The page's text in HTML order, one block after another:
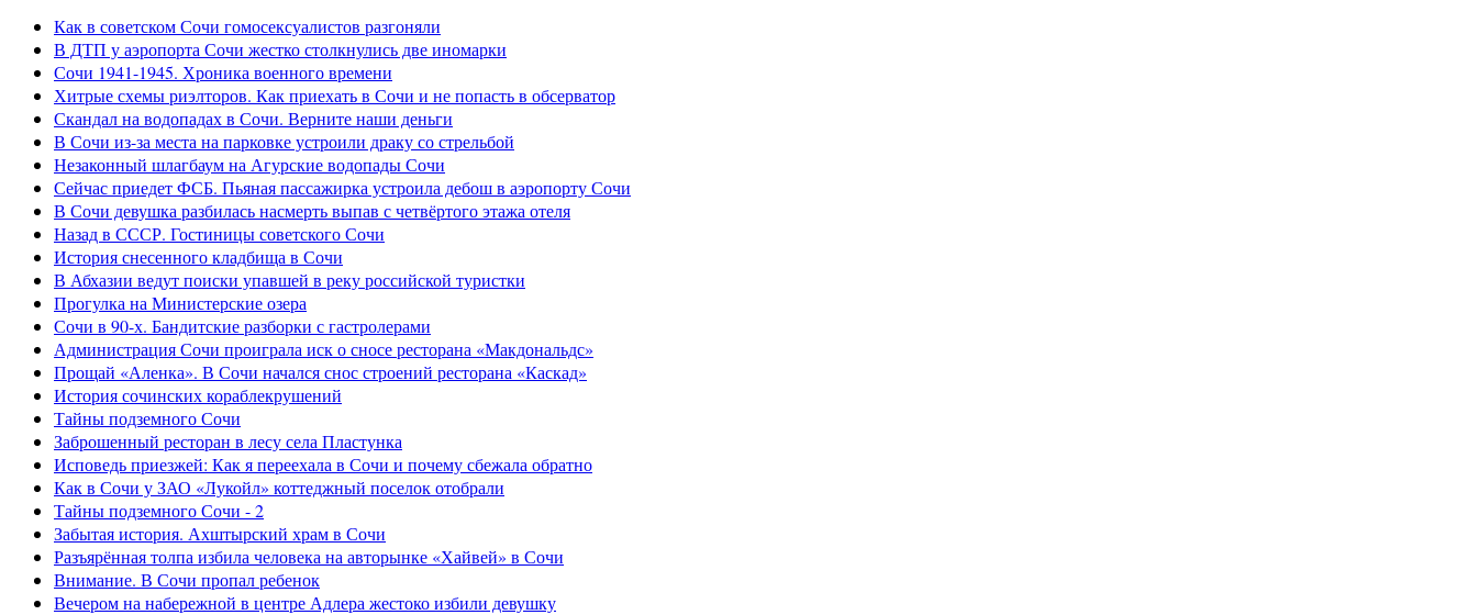
Как в советском Сочи гомосексуалистов разгоняли
В ДТП у аэропорта Сочи жестко столкнулись две иномарки
Сочи 1941-1945. Хроника военного времени
Хитрые схемы риэлторов. Как приехать в Сочи и не попасть в обсерватор
Скандал на водопадах в Сочи. Верните наши деньги
В Сочи из-за места на парковке устроили драку со стрельбой
Незаконный шлагбаум на Агурские водопады Сочи
Сейчас приедет ФСБ. Пьяная пассажирка устроила дебош в аэропорту Сочи
В Сочи девушка разбилась насмерть выпав с четвёртого этажа отеля
Назад в СССР. Гостиницы советского Сочи
История снесенного кладбища в Сочи
В Абхазии ведут поиски упавшей в реку российской туристки
Прогулка на Министерские озера
Сочи в 90-х. Бандитские разборки с гастролерами
Администрация Сочи проиграла иск о сносе ресторана «Макдональдс»
Прощай «Аленка». В Сочи начался снос строений ресторана «Каскад»
История сочинских кораблекрушений
Тайны подземного Сочи
Заброшенный ресторан в лесу села Пластунка
Исповедь приезжей: Как я переехала в Сочи и почему сбежала обратно
Как в Сочи у ЗАО «Лукойл» коттеджный поселок отобрали
Тайны подземного Сочи - 2
Забытая история. Ахштырский храм в Сочи
Разъярённая толпа избила человека на авторынке «Хайвей» в Сочи
Внимание. В Сочи пропал ребенок
Вечером на набережной в центре Адлера жестоко избили девушку